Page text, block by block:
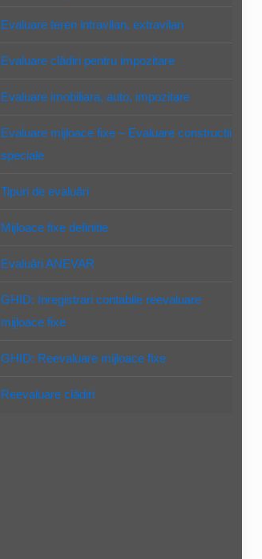
Evaluare teren intravilan, extravilan
Evaluare clădiri pentru impozitare
Evaluare imobiliara, auto, impozitare
Evaluare mijloace fixe – Evaluare constructii
speciale
Tipuri de evaluări
Mijloace fixe definitie
Evaluări ANEVAR
GHID: Inregistrari contabile reevaluare
mijloace fixe
GHID: Reevaluare mijloace fixe
Reevaluare clădiri